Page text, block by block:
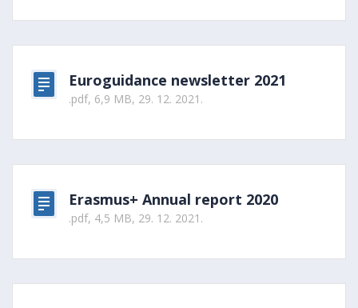
Euroguidance newsletter 2021
.pdf, 6,9 MB, 29. 12. 2021.
Erasmus+ Annual report 2020
.pdf, 4,5 MB, 29. 12. 2021.